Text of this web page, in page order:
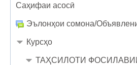
Саҳифаи асосӣ
Эълонҳои сомона/
Курсҳо
ТАҲСИЛОТИ